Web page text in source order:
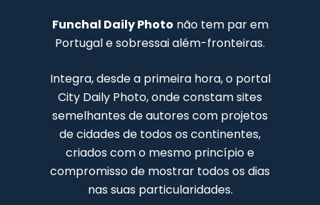
Funchal Daily Photo não tem par em
Portugal e sobressai além-fronteiras.
Integra, desde a primeira hora, o portal
City Daily Photo, onde constam sites
semelhantes de autores com projetos
de cidades de todos os continentes,
criados com o mesmo princípio e
compromisso de mostrar todos os dias
nas suas particularidades.